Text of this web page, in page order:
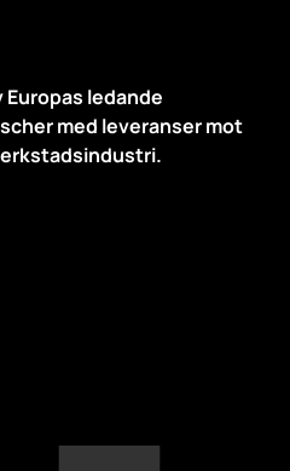
Europas ledande
med leveranser mot